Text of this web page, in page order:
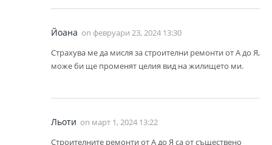
Йоана on февруари 23, 2024 13:30
Страхува ме да мисля за строителни ремонти от А до Я,
може би ще променят целия вид на жилището ми.
Льоти on март 1, 2024 13:22
Строителните ремонти от А до Я са от съществено